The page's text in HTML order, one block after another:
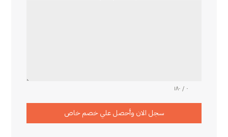
٠ / ١٨٠
سجل الان وأحصل علي خصم خاص